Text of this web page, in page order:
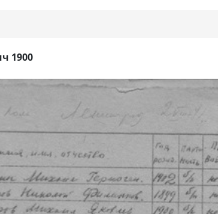
1900